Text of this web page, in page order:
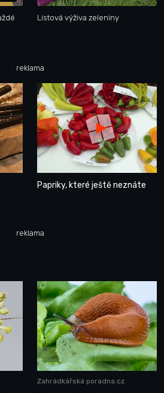
Listová výživa zeleniny
reklama
Papriky, které ještě neznáte
reklama
Zahrádkářská poradna.cz